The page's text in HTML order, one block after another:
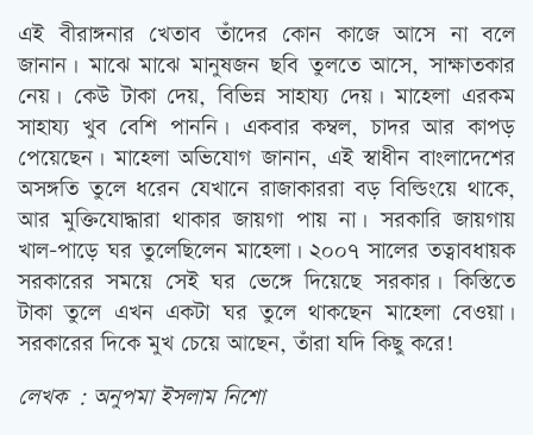
এই বীরাঙ্গনার খেতাব তাঁদের কোন কাজে আসে না বলে
জানান। মাঝে মাঝে মানুষজন ছবি তুলতে আসে, সাক্ষাতকার
নেয়। কেউ টাকা দেয়, বিভিন্ন সাহায্য দেয়। মাহেলা এরকম
সাহায্য খুব বেশি পাননি। একবার কম্বল, চাদর আর কাপড়
পেয়েছেন। মাহেলা অভিযোগ জানান, এই স্বাধীন বাংলাদেশের
অসঙ্গতি তুলে ধরেন যেখানে রাজাকাররা বড় বিল্ডিংয়ে থাকে,
আর মুক্তিযোদ্ধারা থাকার জায়গা পায় না। সরকারি জায়গায়
খাল-পাড়ে ঘর তুলেছিলেন মাহেলা। ২০০৭ সালের তত্বাবধায়ক
সরকারের সময়ে সেই ঘর ভেঙ্গে দিয়েছে সরকার। কিস্তিতে
টাকা তুলে এখন একটা ঘর তুলে থাকছেন মাহেলা বেওয়া।
সরকারের দিকে মুখ চেয়ে আছেন, তাঁরা যদি কিছু করে!
লেখক : অনুপমা ইসলাম নিশো